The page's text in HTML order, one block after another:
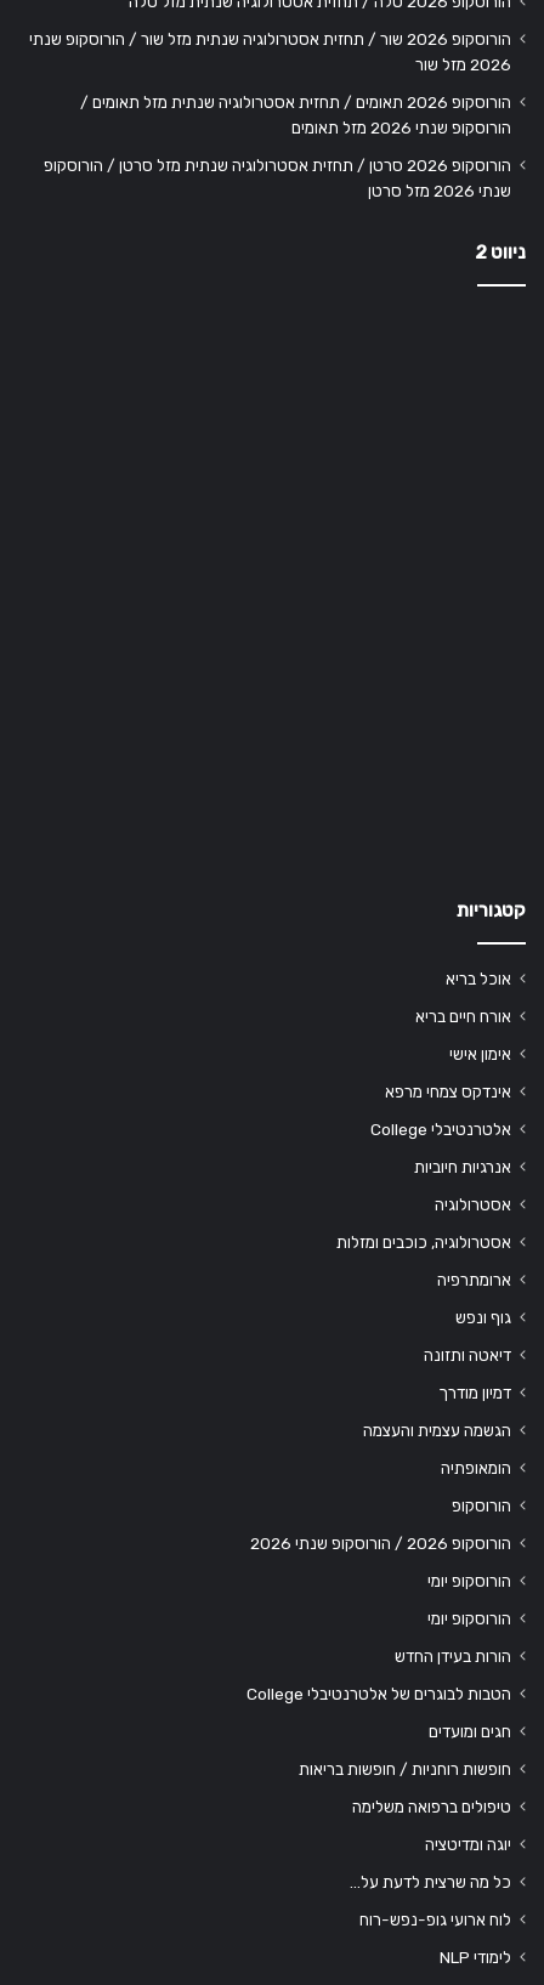
הורוסקופ 2026 שור / תחזית אסטרולוגיה שנתית מזל שור / הורוסקופ שנתי
2026 מזל שור
הורוסקופ 2026 תאומים / תחזית אסטרולוגיה שנתית מזל תאומים /
הורוסקופ שנתי 2026 מזל תאומים
הורוסקופ 2026 סרטן / תחזית אסטרולוגיה שנתית מזל סרטן / הורוסקופ
שנתי 2026 מזל סרטן
ניווט 2
קטגוריות
אוכל בריא
אורח חיים בריא
אימון אישי
אינדקס צמחי מרפא
אלטרנטיבלי College
אנרגיות חיוביות
אסטרולוגיה
אסטרולוגיה, כוכבים ומזלות
ארומתרפיה
גוף ונפש
דיאטה ותזונה
דמיון מודרך
הגשמה עצמית והעצמה
הומאופתיה
הורוסקופ
הורוסקופ 2026 / הורוסקופ שנתי 2026
הורוסקופ יומי
הורוסקופ יומי
הורות בעידן החדש
הטבות לבוגרים של אלטרנטיבלי College
חגים ומועדים
חופשות רוחניות / חופשות בריאות
טיפולים ברפואה משלימה
יוגה ומדיטציה
כל מה שרצית לדעת על…
לוח ארועי גופ-נפש-רוח
לימודי NLP